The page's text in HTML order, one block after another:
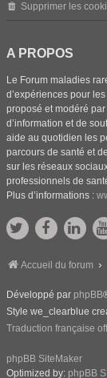
Supprimer les
A PROPOS
Le Forum maladies
d’expériences pour
proposé et modéré
d’information et de
aide au quotidien les
parcours de santé et
sur les réseaux
professionnels de
Plus d’informations :
Accueil du forum
Développé par phpBB
Style we_clearblue
Traduction française
phpBB SiteMaker
Optimized by: phpBB